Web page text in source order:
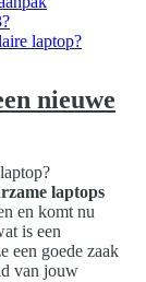
laptop?
nieuwe
laptops
en komt nu
is een
een goede zaak
van jouw